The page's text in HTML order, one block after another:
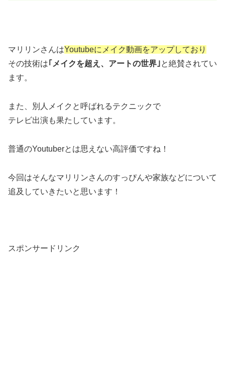
マリリンさんはYoutubeにメイク動画をアップしており
その技術は｢メイクを超え、アートの世界｣と絶賛されてい
ます。
また、別人メイクと呼ばれるテクニックで
テレビ出演も果たしています。
普通のYoutuberとは思えない高評価ですね！
今回はそんなマリリンさんのすっぴんや家族などについて
追及していきたいと思います！
スポンサードリンク